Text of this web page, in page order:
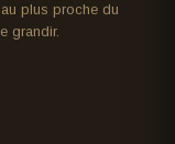
plus proche du
grandir.